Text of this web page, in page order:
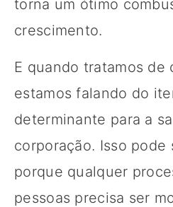
torna um ótimo
crescimento.
E quando tratamos de
estamos falando do
determinante para a
corporação. Isso pode
porque qualquer
pessoas precisa ser